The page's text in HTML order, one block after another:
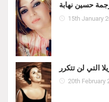
حسين نهابة
15th January
التي لن تتكرر
20th February